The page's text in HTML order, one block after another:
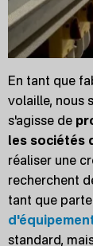
En tant que
volaille, nous
s'agisse de
les sociétés
réaliser une
recherchent
tant que
standard,